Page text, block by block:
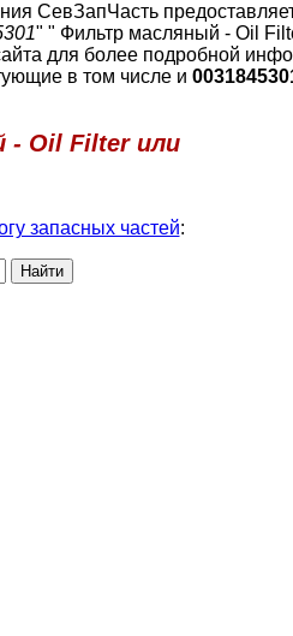
СевЗапЧасть
" " Фильтр масляный - Oil
для более подробной
в том числе и
- Oil Filter или
запасных частей: